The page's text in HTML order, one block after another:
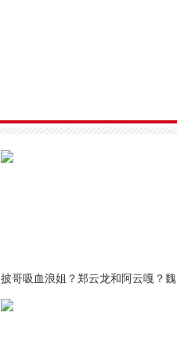
披哥吸血浪姐？郑云龙和阿云嘎？魏